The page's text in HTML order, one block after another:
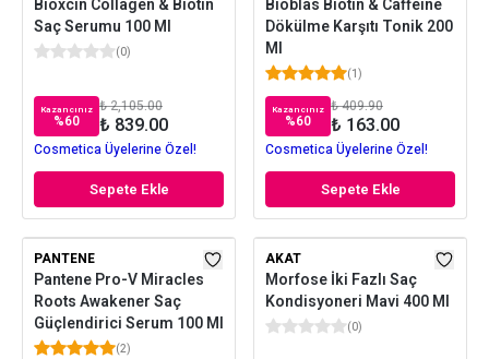
Bioxcin Collagen & Biotin
Saç Serumu 100 Ml
(0)
Kazancınız
%60
₺ 2,105.00
₺ 839.00
Cosmetica Üyelerine Özel!
Sepete Ekle
Bioblas Biotin & Caffeine
Dökülme Karşıtı Tonik 200
Ml
(1)
Kazancınız
%60
₺ 409.90
₺ 163.00
Cosmetica Üyelerine Özel!
Sepete Ekle
PANTENE
Pantene Pro-V Miracles
Roots Awakener Saç
Güçlendirici Serum 100 Ml
(2)
AKAT
Morfose İki Fazlı Saç
Kondisyoneri Mavi 400 Ml
(0)